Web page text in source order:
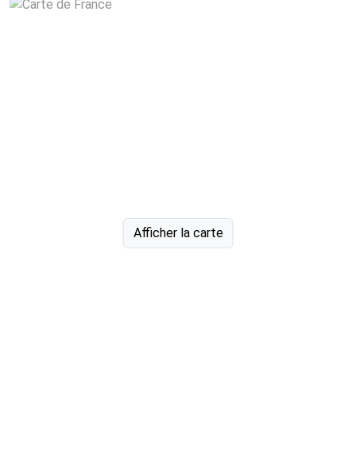
Afficher la carte